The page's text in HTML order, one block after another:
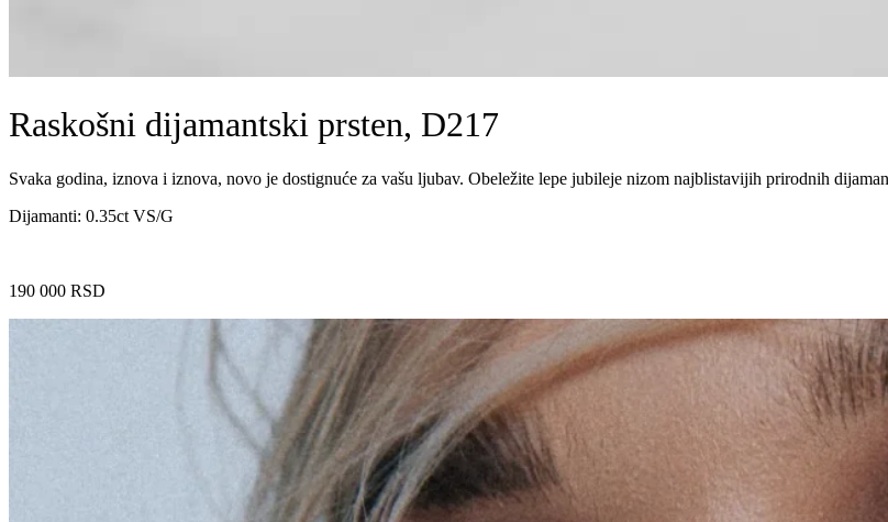
Raskošni dijamantski prsten, D217
Svaka godina, iznova i iznova, novo je dostignuće za vašu ljubav. Obeležite lepe jubileje nizom najblistavijih prirodnih
Dijamanti: 0.35ct VS/G
190 000 RSD